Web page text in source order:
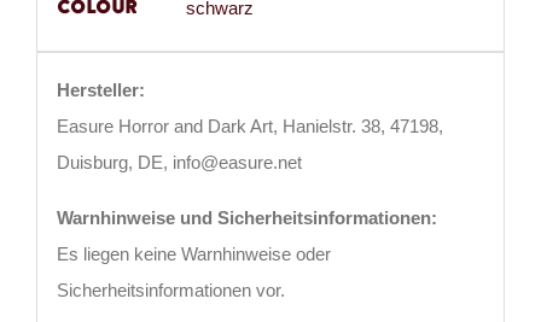
Colour schwarz
Hersteller:
Easure Horror and Dark Art, Hanielstr. 38, 47198,
Duisburg, DE, info@easure.net
Warnhinweise und Sicherheitsinformationen:
Es liegen keine Warnhinweise oder
Sicherheitsinformationen vor.